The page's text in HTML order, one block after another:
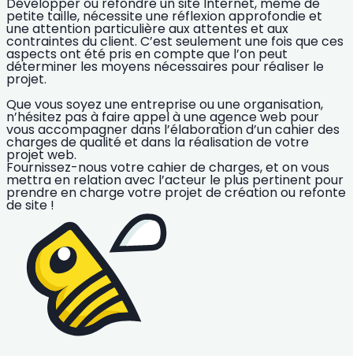
Développer ou refondre un site Internet, même de
petite taille, nécessite une réflexion approfondie et
une attention particulière aux attentes et aux
contraintes du client. C’est seulement une fois que ces
aspects ont été pris en compte que l’on peut
déterminer les moyens nécessaires pour réaliser le
projet.
Que vous soyez une entreprise ou une organisation,
n’hésitez pas à faire appel à une agence web pour
vous accompagner dans l’élaboration d’un cahier des
charges de qualité et dans la réalisation de votre
projet web.
Fournissez-nous votre cahier de charges, et on vous
mettra en relation avec l’acteur le plus pertinent pour
prendre en charge votre projet de création ou refonte
de site !